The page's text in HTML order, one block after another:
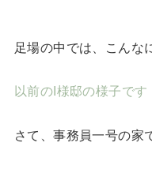
足場の中では、こんな
以前のI様邸の様子です
さて、事務員一号の家